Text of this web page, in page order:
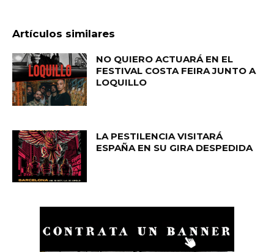
Artículos similares
NO QUIERO ACTUARÁ EN EL
FESTIVAL COSTA FEIRA JUNTO A
LOQUILLO
LA PESTILENCIA VISITARÁ
ESPAÑA EN SU GIRA DESPEDIDA